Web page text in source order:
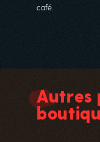
café.
Autres